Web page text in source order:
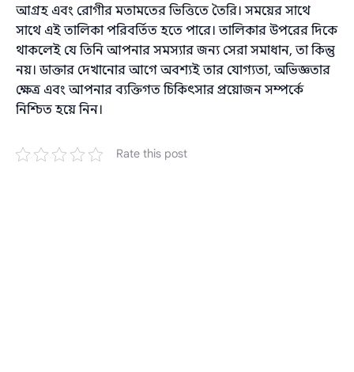
আগ্রহ এবং রোগীর মতামতের ভিত্তিতে তৈরি। সময়ের সাথে
সাথে এই তালিকা পরিবর্তিত হতে পারে। তালিকার উপরের দিকে
থাকলেই যে তিনি আপনার সমস্যার জন্য সেরা সমাধান, তা কিন্তু
নয়। ডাক্তার দেখানোর আগে অবশ্যই তার যোগ্যতা, অভিজ্ঞতার
ক্ষেত্র এবং আপনার ব্যক্তিগত চিকিৎসার প্রয়োজন সম্পর্কে
নিশ্চিত হয়ে নিন।
Rate this post